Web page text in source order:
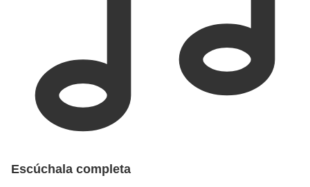
Escúchala completa